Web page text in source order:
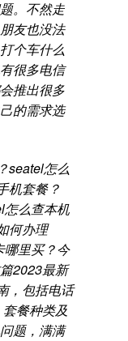
。不然走
友也没法
个车什么
很多电信
推出很多
的需求选
seatel怎么
机套餐？
么查本机
何办理
里买？今
2023最新
，包括电话
餐种类及
题，满满